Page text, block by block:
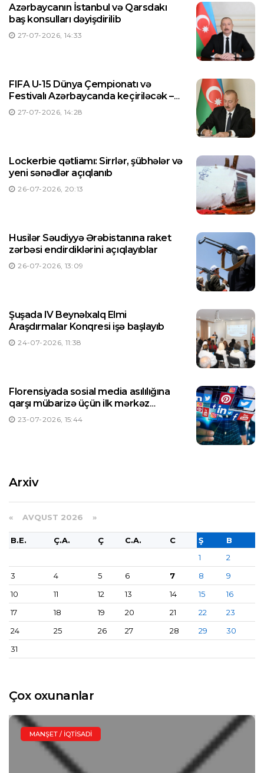
Azərbaycanın İstanbul və Qarsdakı
baş konsulları dəyişdirilib
27-07-2026, 14:33
FIFA U-15 Dünya Çempionatı və
Festivalı Azərbaycanda keçiriləcək –
Prezident Sərəncam imzaladı
27-07-2026, 14:28
Lockerbie qətliamı: Sirrlər, şübhələr və
yeni sənədlər açıqlanıb
26-07-2026, 20:13
Husilər Səudiyyə Ərəbistanına raket
zərbəsi endirdiklərini açıqlayıblar
26-07-2026, 13:09
Şuşada IV Beynəlxalq Elmi
Araşdırmalar Konqresi işə başlayıb
24-07-2026, 11:38
Florensiyada sosial media asılılığına
qarşı mübarizə üçün ilk mərkəz
yaradılıb
23-07-2026, 15:44
Arxiv
« AVQUST 2026 »
B.E. Ç.A. Ç C.A. C Ş
B
1
2
3
4 5 6 7 8
9
10
11 12 13 14 15
16
17
18 19 20 21 22
23
24
25 26 27 28 29
30
31
Çox oxunanlar
MANŞET / İQTISADI